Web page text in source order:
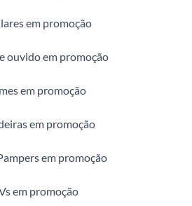
em promoção
ouvido em promoção
em promoção
em promoção
em promoção
em promoção